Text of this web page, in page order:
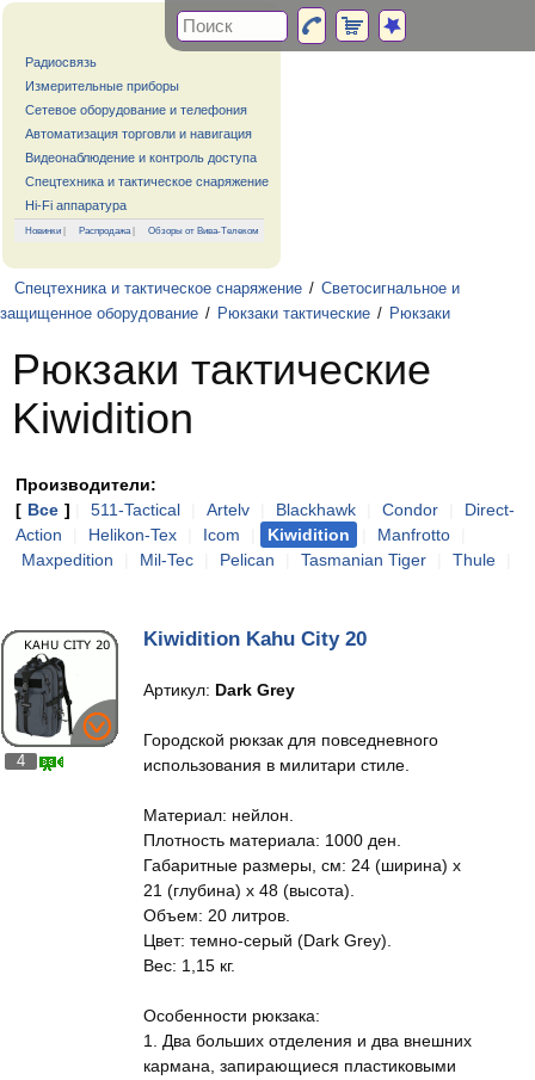
Радиосвязь
Измерительные приборы
Сетевое оборудование и телефония
Автоматизация торговли и навигация
Видеонаблюдение и контроль доступа
Спецтехника и тактическое снаряжение
Hi-Fi аппаратура
Новинки | Распродажа| Обзоры от Вива-Телеком
Спецтехника и тактическое снаряжение / Светосигнальное и
защищенное оборудование / Рюкзаки тактические / Рюкзаки
Рюкзаки тактические
Kiwidition
Производители:
[ Все ] 511-Tactical Artelv Blackhawk Condor
Direct-
Action
Helikon-Tex Icom Kiwidition Manfrotto
Maxpedition
Mil-Tec Pelican Tasmanian Tiger Thule
4
Kiwidition Kahu City 20
Артикул: Dark Grey
Городской рюкзак для повседневного
использования в милитари стиле.
Материал: нейлон.
Плотность материала: 1000 ден.
Габаритные размеры, см: 24 (ширина) x
21 (глубина) x 48 (высота).
Объем: 20 литров.
Цвет: темно-серый (Dark Grey).
Вес: 1,15 кг.
Особенности рюкзака:
1. Два больших отделения и два внешних
кармана, запирающиеся пластиковыми